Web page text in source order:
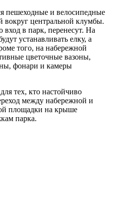
пешеходные и велосипедные
вокруг центральной клумбы.
в парк, перенесут. На
устанавливать елку, а
того, на набережной
цветочные вазоны,
фонари и камеры
тех, кто настойчиво
между набережной и
площадки на крыше
парка.